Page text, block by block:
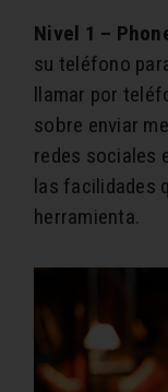
Nivel 1 –
su teléfono
llamar por
sobre enviar
redes sociales
las facilidades
herramienta.